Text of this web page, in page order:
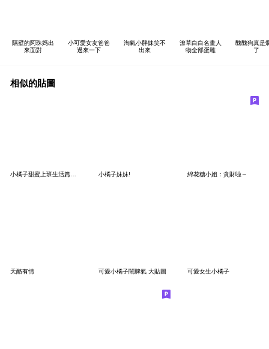
隔壁的阿珠媽出
來面對
小可愛女友爸爸
過來一下
淘氣小胖妹笑不
出來
潦草白白名畫人
物全部蛋雕
醜醜狗真是
了
相似的貼圖
小橘子甜蜜上班生活篇 大貼圖 小橘子妹妹! 綿花糖小姐：貪財啦～
天酪有情 可愛小橘子鬧脾氣 大貼圖 可愛女生小橘子